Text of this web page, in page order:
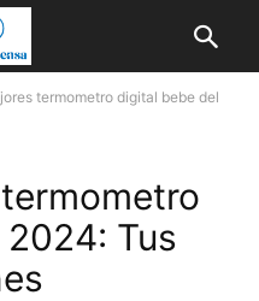
termometro digital bebe del
Tus